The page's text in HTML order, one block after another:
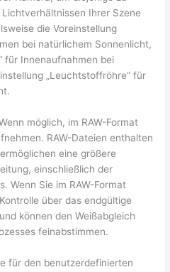
Ihrer Szene
die Voreinstellung
bei natürlichem Sonnenlicht,
für Innenaufnahmen bei
„Leuchtstoffröhre“ für
möglich, im RAW-Format
RAW-Dateien enthalten
eine größere
einschließlich der
Wenn Sie im RAW-Format
über das endgültige
können den Weißabgleich
feinabstimmen.
für den benutzerdefinierten